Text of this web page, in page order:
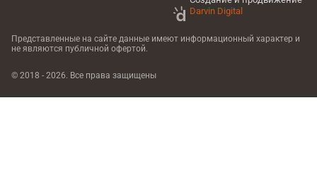
Darvin Digital
Представленные на сайте данные имеют информационный характер и
не являются публичной офертой.
© 2018 - 2026. Все права защищены